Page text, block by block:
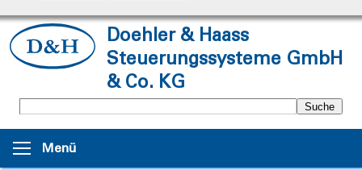
Doehler & Haass
Steuerungssysteme GmbH
& Co. KG
Menü